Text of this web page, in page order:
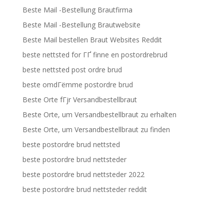
Beste Mail -Bestellung Brautfirma
Beste Mail -Bestellung Brautwebsite
Beste Mail bestellen Braut Websites Reddit
beste nettsted for ГҐ finne en postordrebrud
beste nettsted post ordre brud
beste omdГёmme postordre brud
Beste Orte fГјr Versandbestellbraut
Beste Orte, um Versandbestellbraut zu erhalten
Beste Orte, um Versandbestellbraut zu finden
beste postordre brud nettsted
beste postordre brud nettsteder
beste postordre brud nettsteder 2022
beste postordre brud nettsteder reddit